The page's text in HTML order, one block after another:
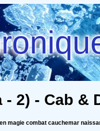
- 2) - Cab &
magie combat cauchemar